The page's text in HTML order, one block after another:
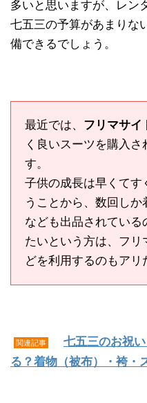
多いと思いますが、レン
七五三の予算があまりな
備できるでしょう。
最近では、 フリマサイ
く良いスーツを購入
す。
子供の成長は早くてす
うことから、数回し
なども出品されている
たいという方は、フ
どを利用するのもアリ
関連記事
七五三のお祝
る？着物（被布）・袴・